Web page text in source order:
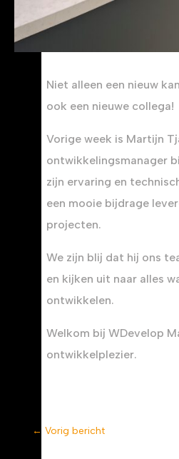
Niet alleen een nieuw
ook een nieuwe collega!
Vorige week is Martijn
ontwikkelingsmanager
zijn ervaring en
een mooie bijdrage
projecten.
We zijn blij dat hij ons
en kijken uit naar alles
ontwikkelen.
Welkom bij WDevelop
ontwikkelplezier.
← Vorig bericht